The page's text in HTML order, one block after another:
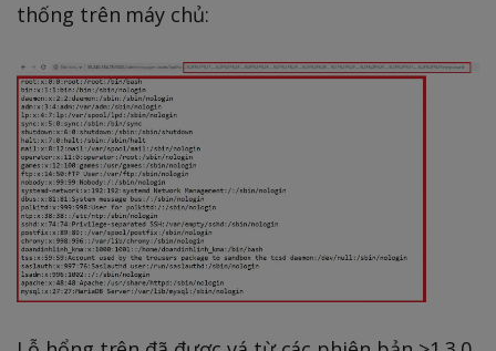
thống trên máy chủ: